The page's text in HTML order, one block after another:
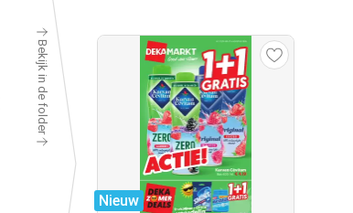
Bekijk in de folder
Nieuw